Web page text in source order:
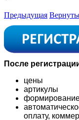
Предыдущая
После
цены
артикулы
формирование
оплату,